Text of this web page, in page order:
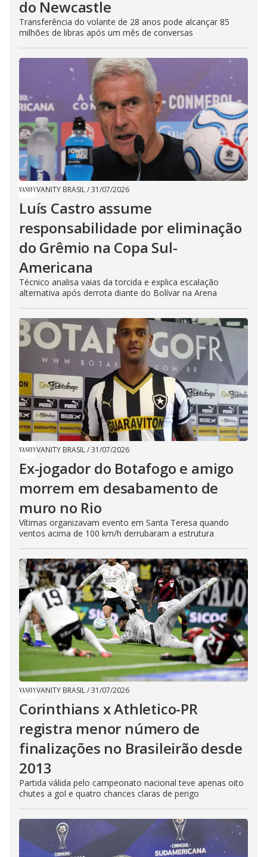
do Newcastle
Transferência do volante de 28 anos pode alcançar 85
milhões de libras após um mês de conversas
VANITY BRASIL/31/07/2026
Luís Castro assume
responsabilidade por eliminação
do Grêmio na Copa Sul-
Americana
Técnico analisa vaias da torcida e explica escalação
alternativa após derrota diante do Bolívar na Arena
VANITY BRASIL/31/07/2026
Ex-jogador do Botafogo e amigo
morrem em desabamento de
muro no Rio
Vítimas organizavam evento em Santa Teresa quando
ventos acima de 100 km/h derrubaram a estrutura
VANITY BRASIL/31/07/2026
Corinthians x Athletico-PR
registra menor número de
finalizações no Brasileirão desde
2013
Partida válida pelo campeonato nacional teve apenas oito
chutes a gol e quatro chances claras de perigo